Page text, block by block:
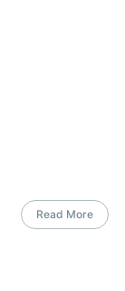
Read More